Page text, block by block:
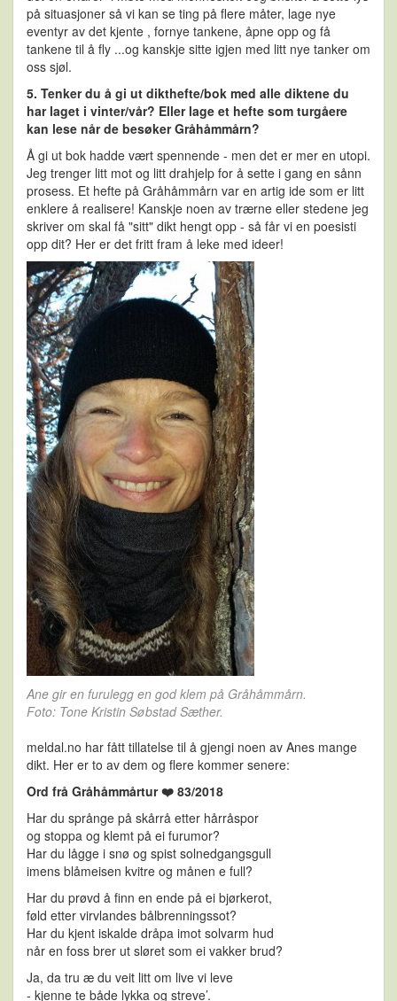
på situasjoner så vi kan se ting på flere måter, lage nye
eventyr av det kjente , fornye tankene, åpne opp og få
tankene til å fly ...og kanskje sitte igjen med litt nye tanker om
oss sjøl.
5. Tenker du å gi ut dikthefte/bok med alle diktene du
har laget i vinter/vår? Eller lage et hefte som turgåere
kan lese når de besøker Gråhåmmårn?
Å gi ut bok hadde vært spennende - men det er mer en utopi.
Jeg trenger litt mot og litt drahjelp for å sette i gang en sånn
prosess. Et hefte på Gråhåmmårn var en artig ide som er litt
enklere å realisere! Kanskje noen av trærne eller stedene jeg
skriver om skal få "sitt" dikt hengt opp - så får vi en poesisti
opp dit? Her er det fritt fram å leke med ideer!
Ane gir en furulegg en god klem på Gråhåmmårn.
Foto: Tone Kristin Søbstad Sæther.
meldal.no har fått tillatelse til å gjengi noen av Anes mange
dikt. Her er to av dem og flere kommer senere:
Ord frå Gråhåmmårtur ❤️ 83/2018
Har du språnge på skårrå etter hårråspor
og stoppa og klemt på ei furumor?
Har du lågge i snø og spist solnedgangsgull
imens blåmeisen kvitre og månen e full?
Har du prøvd å finn en ende på ei bjørkerot,
føld etter virvlandes bålbrenningssot?
Har du kjent iskalde dråpa imot solvarm hud
når en foss brer ut sløret som ei vakker brud?
Ja, da tru æ du veit litt om live vi leve
- kjenne te både lykka og streve’.